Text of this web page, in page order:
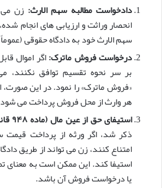
دادخواست مطالبه سهم الارث: زن می
انحصار وراثت و ارزیابی های انجام
سهم الارث خود به دادگاه حقوقی
درخواست فروش ماترک:اگر اموال
بر سر نحوه تقسیم توافق نکنند،
«فروش ماترک» را نمود. در این
هر وارث از محل فروش پرداخت می
استیفای حق از عین مال (ماده ۹۴۸ قانون مدنی):
ذکر شد، اگر ورثه از پرداخت قیمت
امتناع کنند، زن می تواند از طریق
استیفا کند. این ممکن است به معنای
یا درخواست فروش آن باشد.